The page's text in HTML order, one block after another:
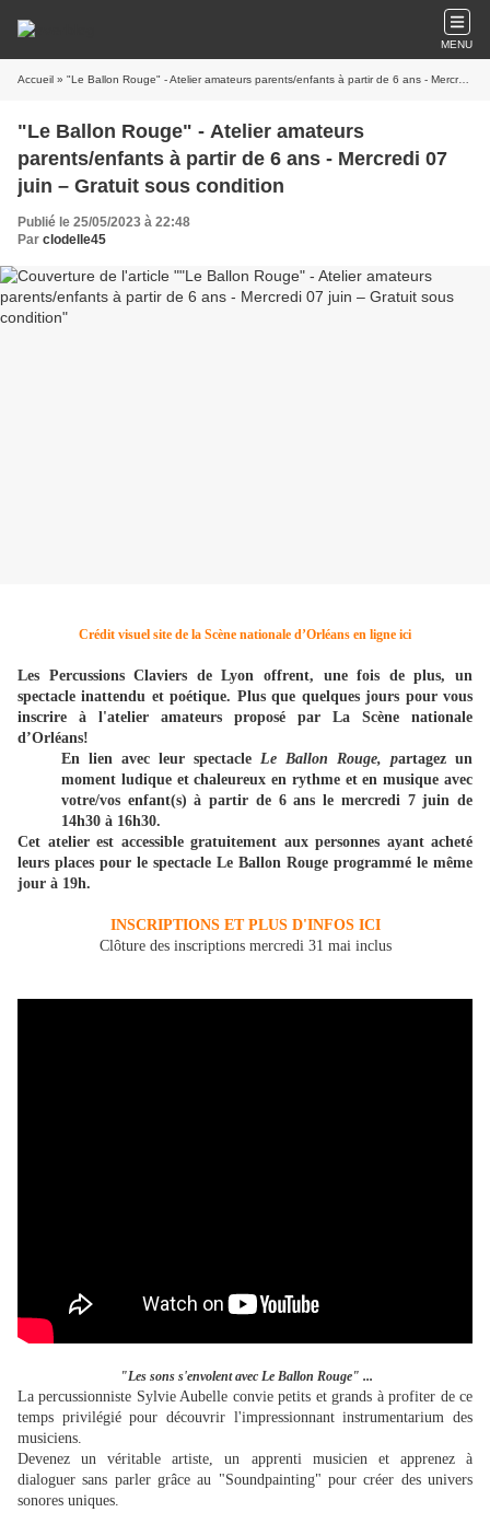
MENU
Accueil » "Le Ballon Rouge" - Atelier amateurs parents/enfants à partir de 6 ans - Mercredi 07 juin – Gratuit sous condition
"Le Ballon Rouge" - Atelier amateurs
parents/enfants à partir de 6 ans - Mercredi 07
juin – Gratuit sous condition
Publié le 25/05/2023 à 22:48
Par clodelle45
Crédit visuel site de la Scène nationale d’Orléans en ligne ici
Les Percussions Claviers de Lyon offrent, une fois de plus, un
spectacle inattendu et poétique. Plus que quelques jours pour vous
inscrire à l'atelier amateurs proposé par La Scène nationale
d’Orléans!
En lien avec leur spectacle Le Ballon Rouge, partagez un
moment ludique et chaleureux en rythme et en musique avec
votre/vos enfant(s) à partir de 6 ans le mercredi 7 juin de
14h30 à 16h30.
Cet atelier est accessible gratuitement aux personnes ayant acheté
leurs places pour le spectacle Le Ballon Rouge programmé le même
jour à 19h.
INSCRIPTIONS ET PLUS D'INFOS ICI
Clôture des inscriptions mercredi 31 mai inclus
"Les sons s'envolent avec Le Ballon Rouge" ...
La percussionniste Sylvie Aubelle convie petits et grands à profiter de ce
temps privilégié pour découvrir l'impressionnant instrumentarium des
musiciens.
Devenez un véritable artiste, un apprenti musicien et apprenez à
dialoguer sans parler grâce au "Soundpainting" pour créer des univers
sonores uniques.